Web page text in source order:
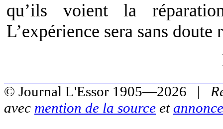
qu’ils voient la
L’expérience sera sans
© Journal L'Essor 1905—2026 |
avec mention de la source et